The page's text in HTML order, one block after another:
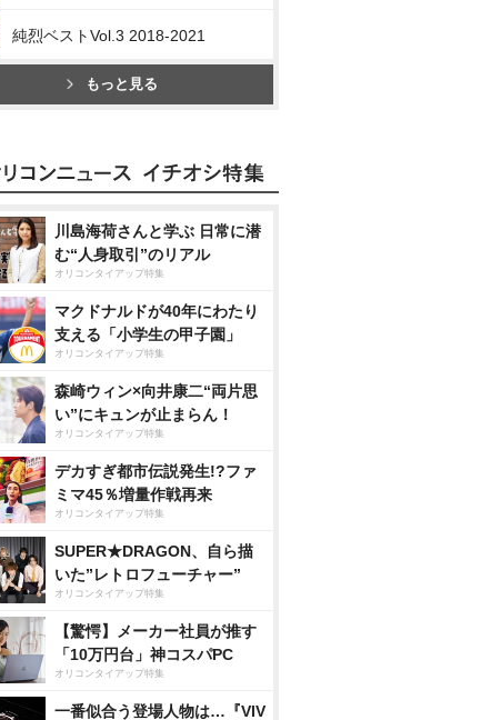
純烈ベストVol.3 2018-2021
もっと見る
川島海荷さんと学ぶ 日常に潜
む“人身取引”のリアル
オリコンタイアップ特集
マクドナルドが40年にわたり
支える「小学生の甲子園」
オリコンタイアップ特集
森崎ウィン×向井康二“両片思
い”にキュンが止まらん！
オリコンタイアップ特集
デカすぎ都市伝説発生!?ファ
ミマ45％増量作戦再来
オリコンタイアップ特集
SUPER★DRAGON、自ら描
いた”レトロフューチャー”
オリコンタイアップ特集
【驚愕】メーカー社員が推す
「10万円台」神コスパPC
オリコンタイアップ特集
一番似合う登場人物は…『VIV